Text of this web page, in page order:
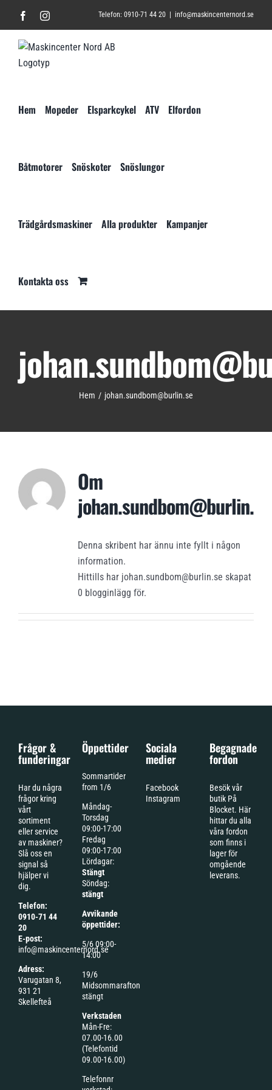
innehållet
FacebookInstagram Telefon: 0910-71 44 20 info@maskincenternord.se
Hem Mopeder Elsparkcykel ATV Elfordon
Båtmotorer Snöskoter Snöslungor
Trädgårdsmaskiner Alla produkter Kampanjer
Kontakta oss
Hem johan.sundbom@burlin.se
Om
johan.sundbom@burlin.se
Denna skribent har ännu inte fyllt i någon
information.
Hittills har johan.sundbom@burlin.se skapat
0 blogginlägg för.
Frågor &
funderingar
Har du några
frågor kring
vårt
sortiment
eller service
av maskiner?
Slå oss en
signal så
hjälper vi
dig.
Telefon:
0910-71 44
20
E-post:
info@maskincenternord.se
Adress:
Varugatan 8,
931 21
Skellefteå
Öppettider
Sommartider
from 1/6
Måndag-
Torsdag
09:00-17:00
Fredag
09:00-17:00
Lördagar:
Stängt
Söndag:
stängt
Avvikande
öppettider:
5/6 09:00-
14:00
19/6
Midsommarafton
stängt
Verkstaden
Mån-Fre:
07.00-16.00
(Telefontid
09.00-16.00)
Telefonnr
Sociala
medier
Facebook
Instagram
Begagnade
fordon
Besök vår
butik På
Blocket. Här
hittar du alla
våra fordon
som finns i
lager för
omgående
leverans.